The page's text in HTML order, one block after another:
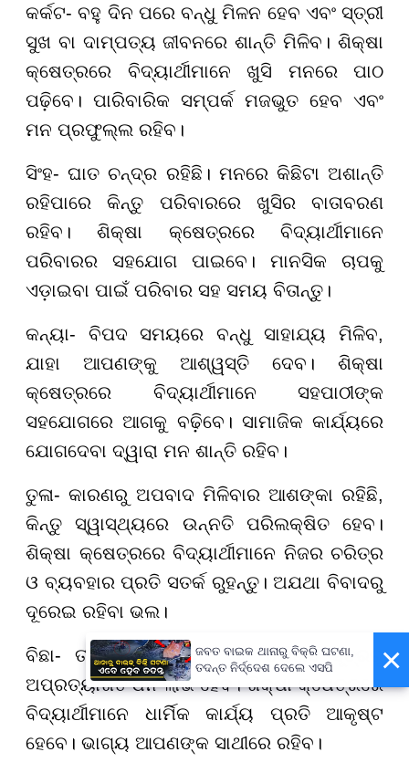
କର୍କଟ- ବହୁ ଦିନ ପରେ ବନ୍ଧୁ ମିଳନ ହେବ ଏବଂ ସ୍ତ୍ରୀ
ସୁଖ ବା ଦାମ୍ପତ୍ୟ ଜୀବନରେ ଶାନ୍ତି ମିଳିବ। ଶିକ୍ଷା
କ୍ଷେତ୍ରରେ ବିଦ୍ୟାର୍ଥୀମାନେ ଖୁସି ମନରେ ପାଠ
ପଢ଼ିବେ। ପାରିବାରିକ ସମ୍ପର୍କ ମଜଭୁତ ହେବ ଏବଂ
ମନ ପ୍ରଫୁଲ୍ଲ ରହିବ।
ସିଂହ- ଘାତ ଚନ୍ଦ୍ର ରହିଛି। ମନରେ କିଛିଟା ଅଶାନ୍ତି
ରହିପାରେ କିନ୍ତୁ ପରିବାରରେ ଖୁସିର ବାତାବରଣ
ରହିବ। ଶିକ୍ଷା କ୍ଷେତ୍ରରେ ବିଦ୍ୟାର୍ଥୀମାନେ
ପରିବାରର ସହଯୋଗ ପାଇବେ। ମାନସିକ ଚାପକୁ
ଏଡ଼ାଇବା ପାଇଁ ପରିବାର ସହ ସମୟ ବିତାନ୍ତୁ।
କନ୍ୟା- ବିପଦ ସମୟରେ ବନ୍ଧୁ ସାହାଯ୍ୟ ମିଳିବ,
ଯାହା ଆପଣଙ୍କୁ ଆଶ୍ୱସ୍ତି ଦେବ। ଶିକ୍ଷା
କ୍ଷେତ୍ରରେ ବିଦ୍ୟାର୍ଥୀମାନେ ସହପାଠୀଙ୍କ
ସହଯୋଗରେ ଆଗକୁ ବଢ଼ିବେ। ସାମାଜିକ କାର୍ଯ୍ୟରେ
ଯୋଗଦେବା ଦ୍ୱାରା ମନ ଶାନ୍ତି ରହିବ।
ତୁଳା- କାରଣରୁ ଅପବାଦ ମିଳିବାର ଆଶଙ୍କା ରହିଛି,
କିନ୍ତୁ ସ୍ୱାସ୍ଥ୍ୟରେ ଉନ୍ନତି ପରିଲକ୍ଷିତ ହେବ।
ଶିକ୍ଷା କ୍ଷେତ୍ରରେ ବିଦ୍ୟାର୍ଥୀମାନେ ନିଜର ଚରିତ୍ର
ଓ ବ୍ୟବହାର ପ୍ରତି ସତର୍କ ରୁହନ୍ତୁ। ଅଯଥା ବିବାଦରୁ
ଦୂରେଇ ରହିବା ଭଲ।
ବିଛା- ତୀର୍ଥ ଯୋଗ ରହିଛି ଏବଂ କୌଣସି ସୂତ୍ରରୁ
ଅପ୍ରତ୍ୟାଶିତ ଧନ ଲାଭ ହେବ। ଶିକ୍ଷା କ୍ଷେତ୍ରରେ
ବିଦ୍ୟାର୍ଥୀମାନେ ଧାର୍ମିକ କାର୍ଯ୍ୟ ପ୍ରତି ଆକୃଷ୍ଟ
ହେବେ। ଭାଗ୍ୟ ଆପଣଙ୍କ ସାଥୀରେ ରହିବ।
×
ଜବତ ବାଇକ ଥାନାରୁ ବିକ୍ରି ଘଟଣା,
ତଦନ୍ତ ନିର୍ଦ୍ଦେଶ ଦେଲେ ଏସପି